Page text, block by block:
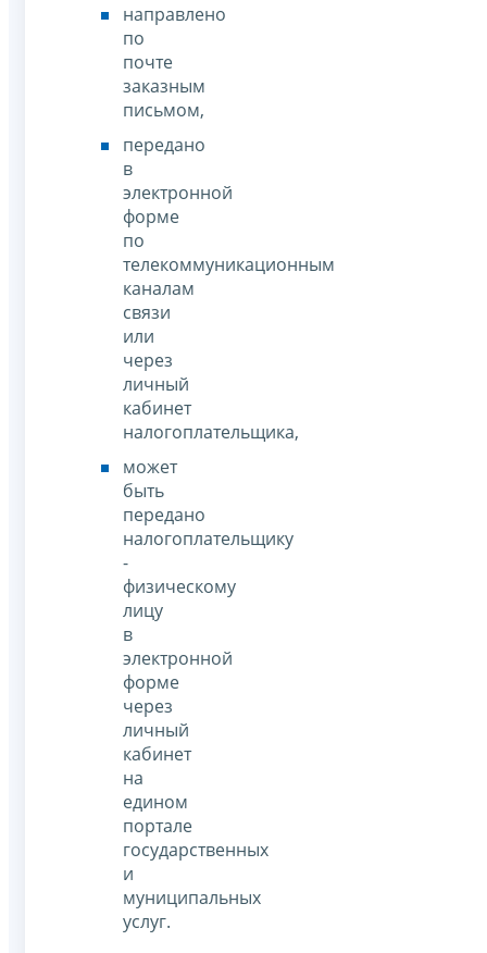
направлено
по
почте
заказным
письмом,
передано
в
электронной
форме
по
телекоммуникационным
каналам
связи
или
через
личный
кабинет
налогоплательщика,
может
быть
передано
налогоплательщику
-
физическому
лицу
в
электронной
форме
через
личный
кабинет
на
едином
портале
государственных
и
муниципальных
услуг.